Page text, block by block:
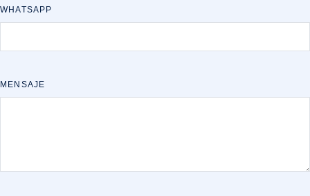
WHATSAPP
MENSAJE